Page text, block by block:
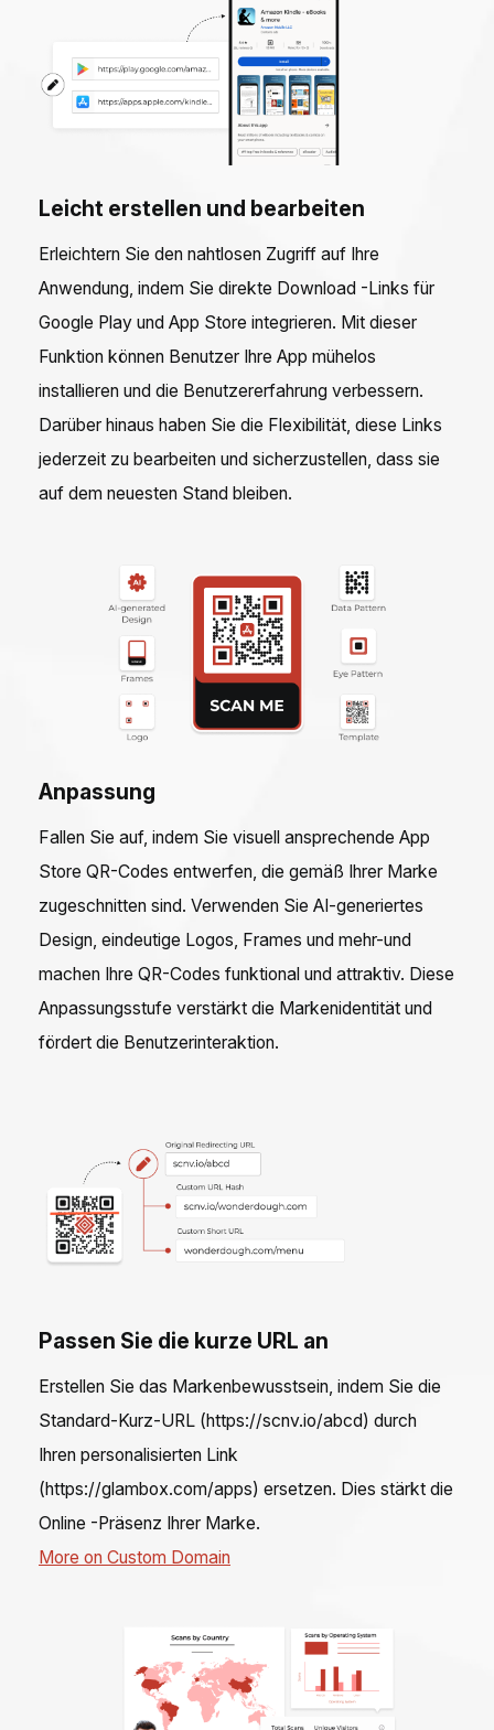
Leicht erstellen und bearbeiten
Erleichtern Sie den nahtlosen Zugriff auf Ihre
Anwendung, indem Sie direkte Download -Links für
Google Play und App Store integrieren. Mit dieser
Funktion können Benutzer Ihre App mühelos
installieren und die Benutzererfahrung verbessern.
Darüber hinaus haben Sie die Flexibilität, diese Links
jederzeit zu bearbeiten und sicherzustellen, dass sie
auf dem neuesten Stand bleiben.
Anpassung
Fallen Sie auf, indem Sie visuell ansprechende App
Store QR-Codes entwerfen, die gemäß Ihrer Marke
zugeschnitten sind. Verwenden Sie AI-generiertes
Design, eindeutige Logos, Frames und mehr-und
machen Ihre QR-Codes funktional und attraktiv. Diese
Anpassungsstufe verstärkt die Markenidentität und
fördert die Benutzerinteraktion.
Passen Sie die kurze URL an
Erstellen Sie das Markenbewusstsein, indem Sie die
Standard-Kurz-URL (https://scnv.io/abcd) durch
Ihren personalisierten Link
(https://glambox.com/apps) ersetzen. Dies stärkt die
Online -Präsenz Ihrer Marke.
More on Custom Domain